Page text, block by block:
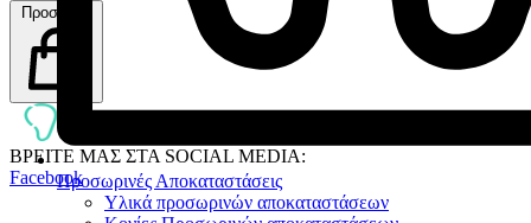
Προσωρινές Αποκαταστάσεις
Υλικά προσωρινών αποκαταστάσεων
Προσθήκη
ΒΡΕΙΤΕ ΜΑΣ ΣΤΑ SOCIAL MEDIA:
Facebook